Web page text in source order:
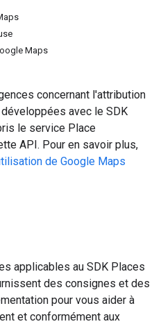
Maps
concernant l'attribution
avec le SDK
le service Place
API. Pour en savoir plus,
de Google Maps
applicables au SDK Places
des consignes et des
pour vous aider à
et conformément aux